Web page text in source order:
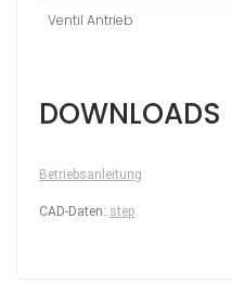
Ventil Antrieb
DOWNLOADS
Betriebsanleitung
CAD-Daten: step